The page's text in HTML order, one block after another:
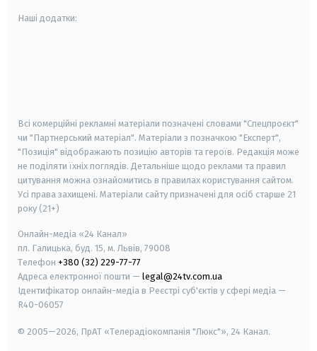
Наші додатки:
Всі комерційні рекламні матеріали позначені словами "Спецпроєкт"
чи "Партнерський матеріал". Матеріали з позначкою "Експерт",
"Позиція" відображають позицію авторів та героїв. Редакція може
не поділяти їхніх поглядів. Детальніше щодо реклами та правил
цитування можна ознайомитись в правилах користування сайтом.
Усі права захищені. Матеріали сайту призначені для осіб старше 21
року (21+)
Онлайн-медіа «24 Канал»
пл. Галицька, буд. 15, м. Львів, 79008
Телефон +380 (32) 229-77-77
Адреса електронної пошти — legal@24tv.com.ua
Ідентифікатор онлайн-медіа в Реєстрі суб'єктів у сфері медіа —
R40-06057
© 2005—2026, ПрАТ «Телерадіокомпанія "Люкс"», 24 Канал.